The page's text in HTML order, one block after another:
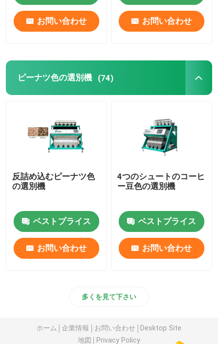
お問い合わせ お問い合わせ
ピーナツ色の選別機 (74)
反詰め込むピーナツ色
の選別機
ベストプライス
お問い合わせ
4つのシュートのコーヒ
ー豆色の選別機
ベストプライス
お問い合わせ
多くを見て下さい
ホーム 企業情報 お問い合わせ
Desktop Site
地図
Privacy Policy